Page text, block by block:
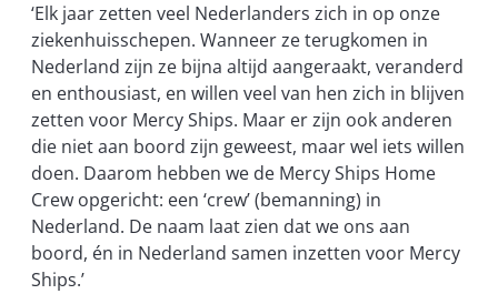
‘Elk jaar zetten veel Nederlanders zich in op onze
ziekenhuisschepen. Wanneer ze terugkomen in
Nederland zijn ze bijna altijd aangeraakt, veranderd
en enthousiast, en willen veel van hen zich in blijven
zetten voor Mercy Ships. Maar er zijn ook anderen
die niet aan boord zijn geweest, maar wel iets willen
doen. Daarom hebben we de Mercy Ships Home
Crew opgericht: een ‘crew’ (bemanning) in
Nederland. De naam laat zien dat we ons aan
boord, én in Nederland samen inzetten voor Mercy
Ships.’